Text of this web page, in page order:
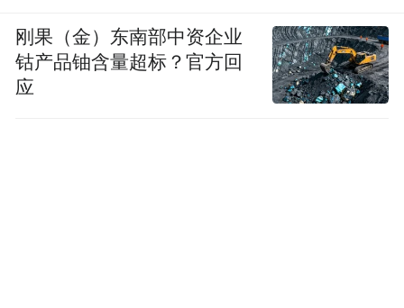
刚果（金）东南部中资企业
钴产品铀含量超标？官方回
应